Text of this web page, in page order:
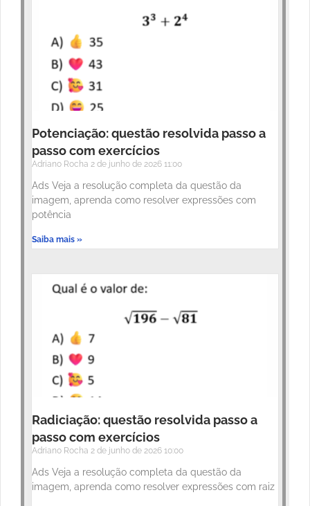
Potenciação: questão resolvida passo a
passo com exercícios
Adriano Rocha 2 de junho de 2026 11:00
Ads Veja a resolução completa da questão da
imagem, aprenda como resolver expressões com
potência
Saiba mais »
Radiciação: questão resolvida passo a
passo com exercícios
Adriano Rocha 2 de junho de 2026 10:00
Ads Veja a resolução completa da questão da
imagem, aprenda como resolver expressões com raiz